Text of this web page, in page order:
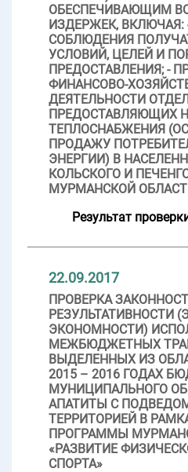
ОБЕСПЕЧИВАЮЩИМ
ИЗДЕРЖЕК, ВКЛЮЧАЯ:
СОБЛЮДЕНИЯ
УСЛОВИЙ, ЦЕЛЕЙ И
ПРЕДОСТАВЛЕНИЯ; -
ФИНАНСОВО-
ДЕЯТЕЛЬНОСТИ
ПРЕДОСТАВЛЯЮЩИХ
ТЕПЛОСНАБЖЕНИЯ
ПРОДАЖУ
ЭНЕРГИИ) В
КОЛЬСКОГО И
МУРМАНСКОЙ
Результат
22.09.2017
ПРОВЕРКА
РЕЗУЛЬТАТИВНОСТИ
ЭКОНОМНОСТИ)
МЕЖБЮДЖЕТНЫХ
ВЫДЕЛЕННЫХ ИЗ
2015 – 2016 ГОДАХ
МУНИЦИПАЛЬНОГО
АПАТИТЫ С
ТЕРРИТОРИЕЙ В
ПРОГРАММЫ
«РАЗВИТИЕ
СПОРТА»